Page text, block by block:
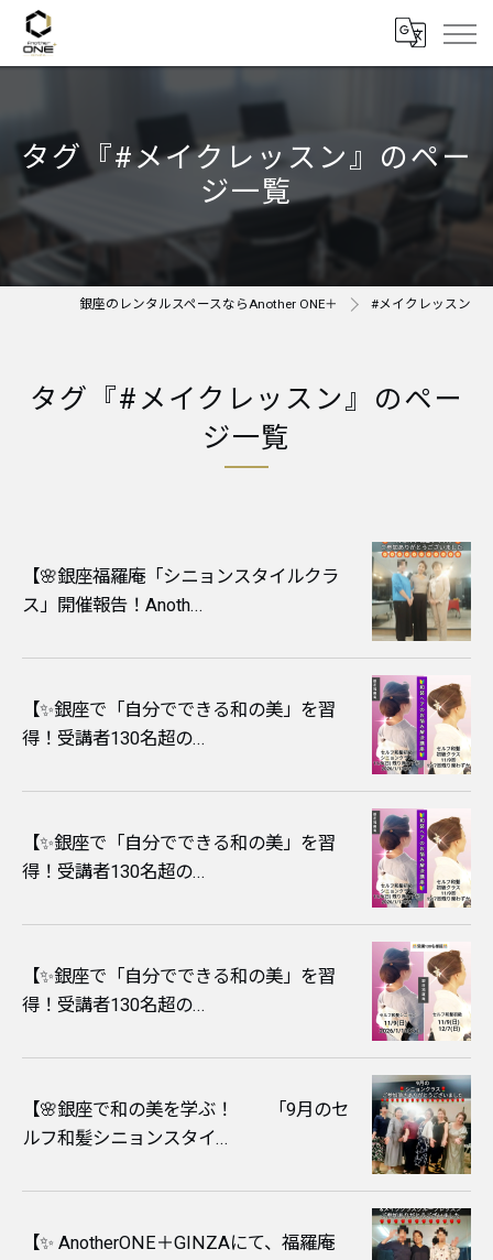
タグ『#メイクレッスン』のペー
ジ一覧
銀座のレンタルスペースならAnother ONE＋ #メイクレッスン
タグ『#メイクレッスン』のペー
ジ一覧
【🌸銀座福羅庵「シニョンスタイルクラ
ス」開催報告！Anoth...
​【✨銀座で「自分でできる和の美」を習
得！受講者130名超の...
​【✨銀座で「自分でできる和の美」を習
得！受講者130名超の...
​【✨銀座で「自分でできる和の美」を習
得！受講者130名超の...
【🌸銀座で和の美を学ぶ！ 「9月のセ
ルフ和髪シニョンスタイ...
【✨ AnotherONE＋GINZAにて、福羅庵